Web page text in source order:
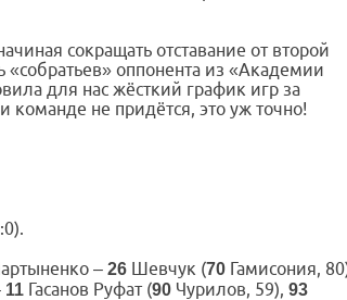
сокращать отставание от второй
«собратьев» оппонента из «Академии
для нас жёсткий график игр за
команде не придётся, это уж точно!
– 26 Шевчук (70 Гамисония,
11 Гасанов Руфат (90 Чурилов, 59), 93